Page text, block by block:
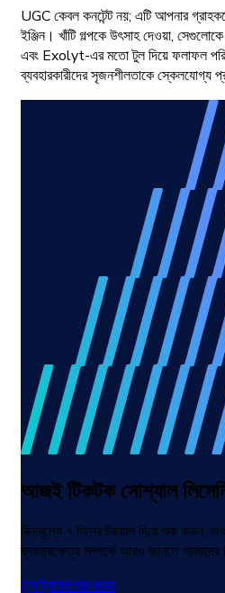
UGC কেবল কনটেন্ট নয়; এটি আপনার
ইঞ্জিন। খাঁটি গল্পকে উৎসাহ দেওয়া, সেগুলোকে
এবং Exolyt-এর মতো টুল দিয়ে ফলাফল
ব্যবহারকারীদের সৃজনশীলতাকে স্কেলযোগ্য
আজই টিকটক সোশ্যাল
বিনামূল্যে ৭ দিনের ট্রায়াল দিয়ে শুরু করুন,
ব্যবহারক্ষেত্র সম্পর্কে আরও জানতে আমাদের
ফ্রি ট্রায়াল শুরু করুন